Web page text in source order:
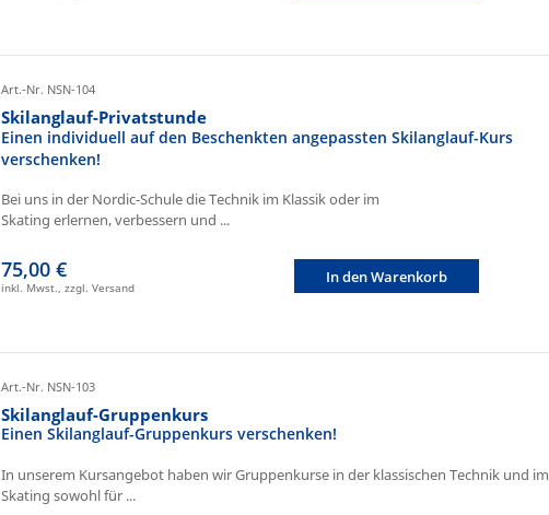
Art.-Nr. NSN-104
Skilanglauf-Privatstunde
Einen individuell auf den Beschenkten angepassten Skilanglauf-Kurs
verschenken!
Bei uns in der Nordic-Schule die Technik im Klassik oder im
Skating erlernen, verbessern und ...
75,00 €
inkl. Mwst., zzgl. Versand
In den Warenkorb
Art.-Nr. NSN-103
Skilanglauf-Gruppenkurs
Einen Skilanglauf-Gruppenkurs verschenken!
In unserem Kursangebot haben wir Gruppenkurse in der klassischen Technik und im
Skating sowohl für ...